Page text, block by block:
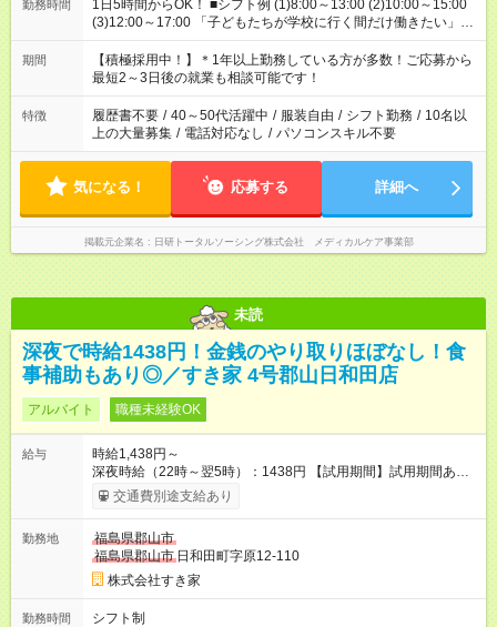
勤務時間
1日5時間からOK！ ■シフト例 (1)8:00～13:00 (2)10:00～15:00
(3)12:00～17:00 「子どもたちが学校に行く間だけ働きたい」
「余裕を持って夕飯の準備がしたい」 「午前中は働いて、午後
はプライベートの時間にしたい」 など、ご希望を教えてくださ
いね。 ※Wワーク希望の方へ 今ご覧のお仕事で希望する勤務時
間と、もう1つのお仕事の勤務時間。 合計で週40時間を超える
場合は応募できません。
期間
【積極採用中！】＊1年以上勤務している方が多数！ご応募から
最短2～3日後の就業も相談可能です！
特徴 履歴書不要 / 40～50代活躍中 / 服装自由 / シフト勤務 / 10名以
上の大量募集 / 電話対応なし / パソコンスキル不要
気になる！ 応募する 詳細へ
掲載元企業名 日研トータルソーシング株式会社 メディカルケア事業部
未読
深夜で時給1438円！金銭のやり取りほぼなし！食
事補助もあり◎／すき家 4号郡山日和田店
アルバイト 職種未経験OK
給与
時給1,438円～
深夜時給（22時～翌5時）：1438円 【試用期間】試用期間あり
試用期間の長さ：1ヶ月 雇用形態、給与は本採用時と同じです。
試用期間の実態は30日（※条件変更なし）ですが、切り上げで
同時給）
交通費別途支給あり
勤務地
福島県郡山市
福島県郡山市 日和田町字原12-110
株式会社すき家
勤務時間
シフト制